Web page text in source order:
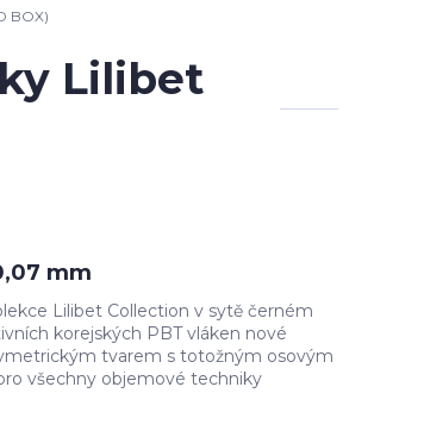
BOX)
Lilibet
mm
Lilibet Collection v sytě černém
korejských PBT vláken nové
tvarem s totožným osovým
všechny objemové techniky